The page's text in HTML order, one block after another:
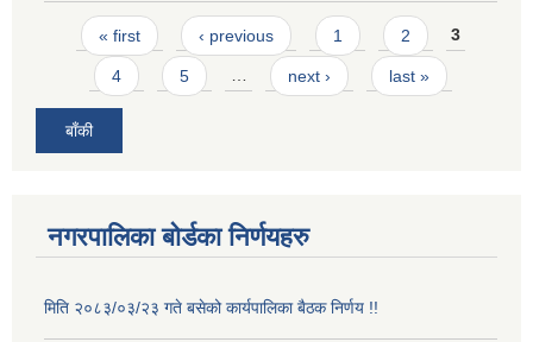
Pages
« first ‹ previous 1 2 3
4 5 … next › last »
बाँकी
नगरपालिका बोर्डका निर्णयहरु
मिति २०८३/०३/२३ गते बसेको कार्यपालिका बैठक निर्णय !!